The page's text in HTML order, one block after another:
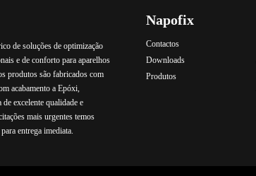
de soluções de optimização
e de conforto para aparelhos
produtos são fabricados com
acabamento a Epóxi,
excelente qualidade e
mais urgentes temos
entrega imediata.
Napofix
Contactos
Downloads
Produtos